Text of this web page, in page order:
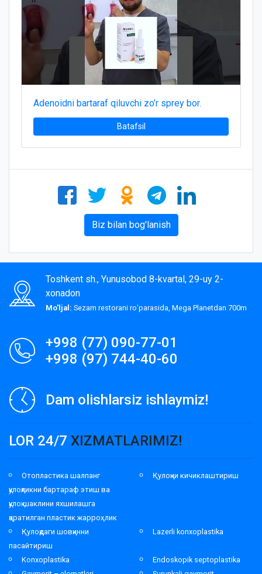
Adenoidni bartaraf qiluvchi zo’r sprey bor.
Batafsil
Biz bilan bog'lanish
Toshkent sh., Yunusobod 8-kvartal, 29-uy 2-
xonadon
Mo'ljal: Sezam restorani roʻparasida, Mega Planetdan 700m
+998 (77) 090-77-01
+998 (97) 744-40-60
Dam olishlarsiz ishlaymiz!
LOR 24/7 XIZMATLARIMIZ!
Отопластика шалпанг
қулоқликни бартараф этиш ва
қулоқ шаклини яхшилашга
қаратилган пластик жарроҳлик
Қулоқни кичиклаштириш
Қулоқдаги шовқинни
пасайтириш
Lazerli konxoplastika
Konxoplastika
Endoskopik septoplastika